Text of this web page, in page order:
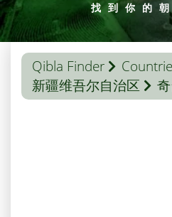
找到你的
Qibla Finder
新疆维吾尔自治区